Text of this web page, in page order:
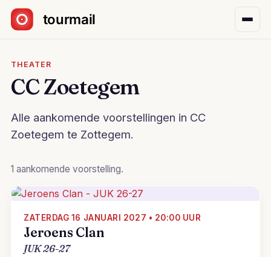
Sla navigatie over
THEATER
CC Zoetegem
Alle aankomende voorstellingen in CC
Zoetegem te Zottegem.
1 aankomende voorstelling.
ZATERDAG 16 JANUARI 2027 • 20:00 UUR
Jeroens Clan
JUK 26-27